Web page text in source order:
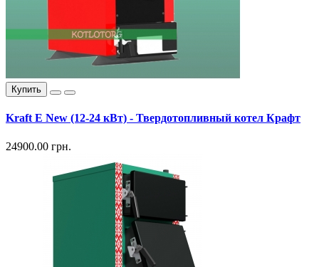
Купить
Kraft E New (12-24 кВт) - Твердотопливный котел Крафт
24900.00 грн.